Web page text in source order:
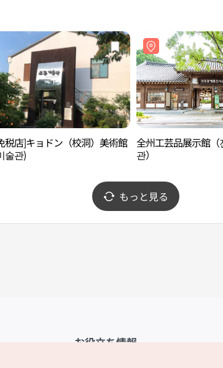
税店]キョドン（校洞）美術館
술관)
全州工芸品展示館
관）
もっと見る
お役立ち情報